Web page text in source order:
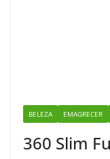
BELEZA EMAGRECER
360 Slim